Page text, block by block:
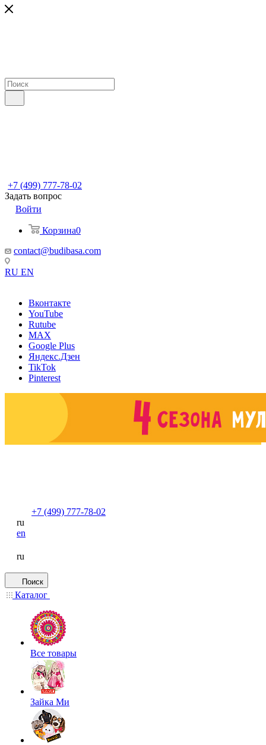
+7 (499) 777-78-02
Задать вопрос
Войти
Корзина0
contact@budibasa.com
RU EN
Вконтакте
YouTube
Rutube
MAX
Google Plus
Яндекс.Дзен
TikTok
Pinterest
+7 (499) 777-78-02
ru
en
ru
Поиск
Каталог
Все товары
Зайка Ми